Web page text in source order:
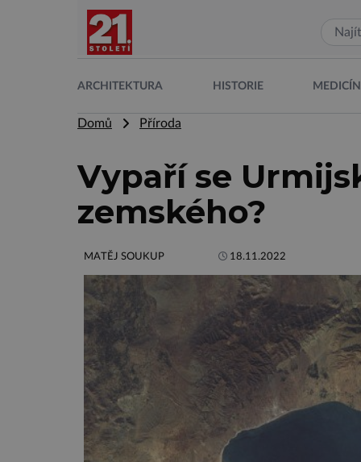
ARCHITEKTURA HISTORIE
Domů Příroda
Vypaří se
zemského?
MATĚJ SOUKUP 18.11.2022